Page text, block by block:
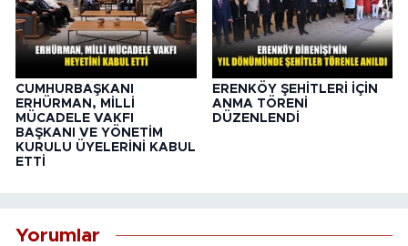
CUMHURBAŞKANI
ERHÜRMAN, MİLLİ
MÜCADELE VAKFI
BAŞKANI VE YÖNETİM
KURULU ÜYELERİNİ KABUL
ETTİ
ERENKÖY ŞEHİTLERİ İÇİN
ANMA TÖRENİ
DÜZENLENDİ
Yorumlar